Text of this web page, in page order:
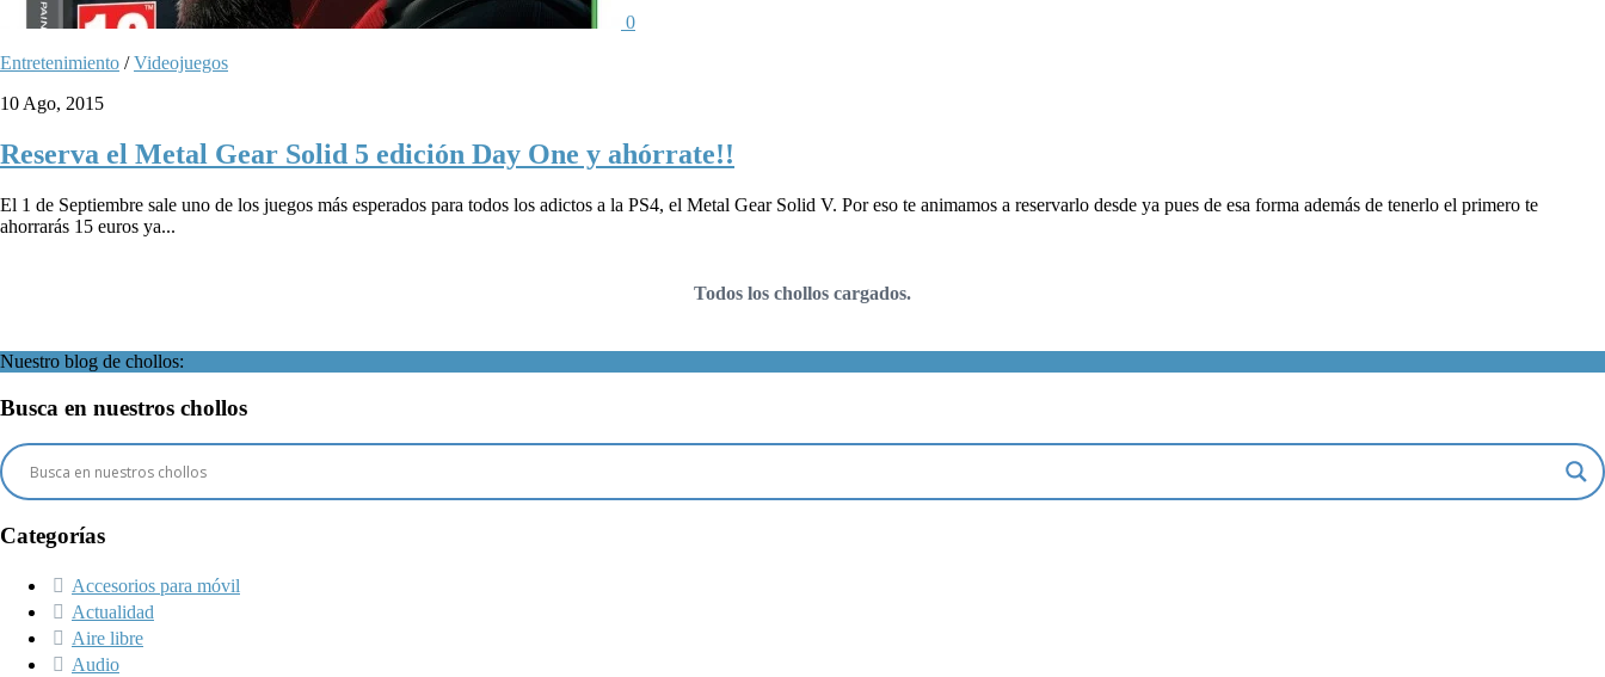
0
Entretenimiento /Videojuegos
10 Ago, 2015
Reserva el Metal Gear Solid 5 edición Day One y ahórrate!!
El 1 de Septiembre sale uno de los juegos más esperados para todos los adictos a la PS4, el Metal Gear Solid V. Por eso te animamos a reservarlo desde ya pues de esa forma además de tenerlo el primero te
ahorrarás 15 euros ya...
Todos los chollos cargados.
Nuestro blog de chollos:
Busca en nuestros chollos
Categorías
Accesorios para móvil
Actualidad
Aire libre
Audio